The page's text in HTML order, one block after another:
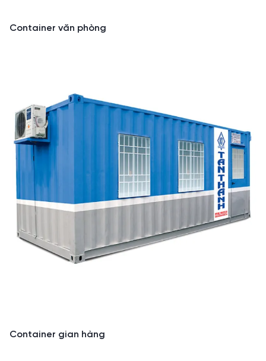
Container văn phòng
Container gian hàng